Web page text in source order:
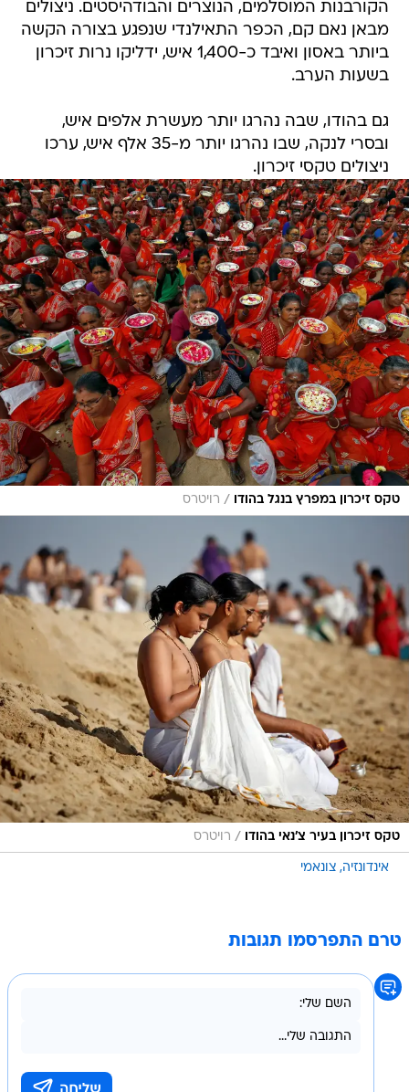
הקורבנות המוסלמים, הנוצרים והבודהיסטים. ניצולים
מבאן נאם קם, הכפר התאילנדי שנפגע בצורה הקשה
ביותר באסון ואיבד כ-1,400 איש, ידליקו נרות זיכרון
בשעות הערב.
גם בהודו, שבה נהרגו יותר מעשרת אלפים איש,
ובסרי לנקה, שבו נהרגו יותר מ-35 אלף איש, ערכו
ניצולים טקסי זיכרון.
טקס זיכרון במפרץ בנגל בהודו / רויטרס
טקס זיכרון בעיר צ'נאי בהודו / רויטרס
אינדונזיה צונאמי
טרם התפרסמו תגובות